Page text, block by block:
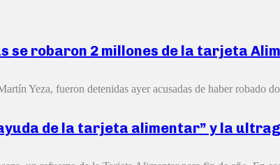
se robaron 2 millones de la tarjeta
Yeza, fueron detenidas ayer acusadas de haber robado
de la tarjeta alimentar” y la